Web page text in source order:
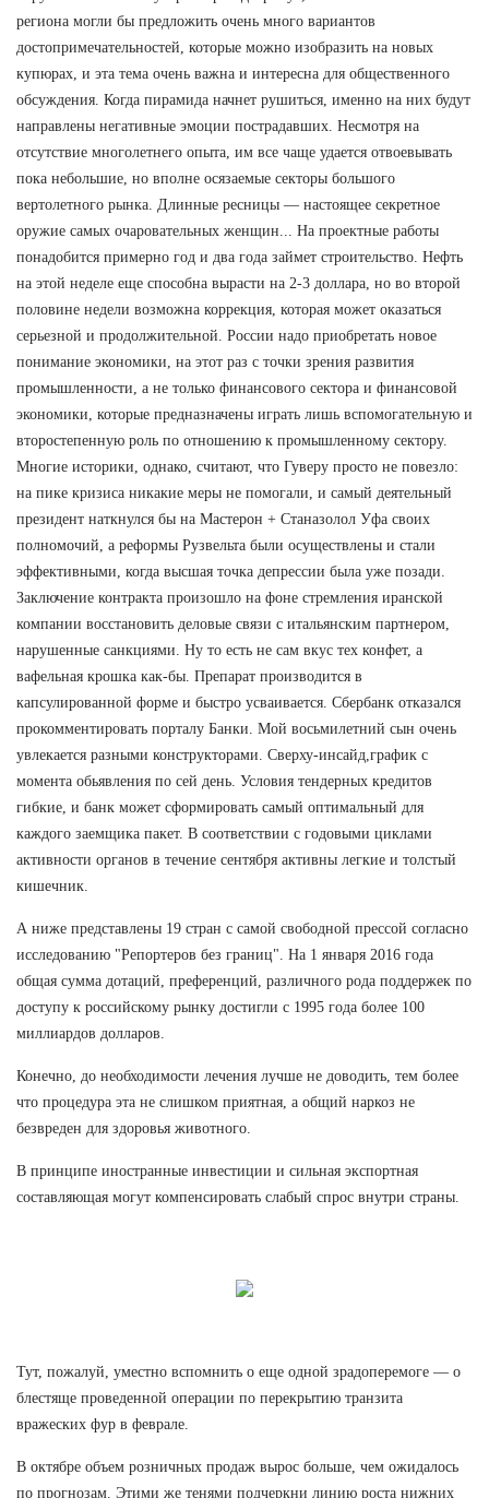
региона могли бы предложить очень много вариантов
достопримечательностей, которые можно изобразить на новых
купюрах, и эта тема очень важна и интересна для общественного
обсуждения. Когда пирамида начнет рушиться, именно на них будут
направлены негативные эмоции пострадавших. Несмотря на
отсутствие многолетнего опыта, им все чаще удается отвоевывать
пока небольшие, но вполне осязаемые секторы большого
вертолетного рынка. Длинные ресницы — настоящее секретное
оружие самых очаровательных женщин... На проектные работы
понадобится примерно год и два года займет строительство. Нефть
на этой неделе еще способна вырасти на 2-3 доллара, но во второй
половине недели возможна коррекция, которая может оказаться
серьезной и продолжительной. России надо приобретать новое
понимание экономики, на этот раз с точки зрения развития
промышленности, а не только финансового сектора и финансовой
экономики, которые предназначены играть лишь вспомогательную и
второстепенную роль по отношению к промышленному сектору.
Многие историки, однако, считают, что Гуверу просто не повезло:
на пике кризиса никакие меры не помогали, и самый деятельный
президент наткнулся бы на Мастерон + Станазолол Уфа своих
полномочий, а реформы Рузвельта были осуществлены и стали
эффективными, когда высшая точка депрессии была уже позади.
Заключение контракта произошло на фоне стремления иранской
компании восстановить деловые связи с итальянским партнером,
нарушенные санкциями. Ну то есть не сам вкус тех конфет, а
вафельная крошка как-бы. Препарат производится в
капсулированной форме и быстро усваивается. Сбербанк отказался
прокомментировать порталу Банки. Мой восьмилетний сын очень
увлекается разными конструкторами. Сверху-инсайд,график с
момента обьявления по сей день. Условия тендерных кредитов
гибкие, и банк может сформировать самый оптимальный для
каждого заемщика пакет. В соответствии с годовыми циклами
активности органов в течение сентября активны легкие и толстый
кишечник.
А ниже представлены 19 стран с самой свободной прессой согласно
исследованию "Репортеров без границ". На 1 января 2016 года
общая сумма дотаций, преференций, различного рода поддержек по
доступу к российскому рынку достигли с 1995 года более 100
миллиардов долларов.
Конечно, до необходимости лечения лучше не доводить, тем более
что процедура эта не слишком приятная, а общий наркоз не
безвреден для здоровья животного.
В принципе иностранные инвестиции и сильная экспортная
составляющая могут компенсировать слабый спрос внутри страны.
Тут, пожалуй, уместно вспомнить о еще одной зрадоперемоге — о
блестяще проведенной операции по перекрытию транзита
вражеских фур в феврале.
В октябре объем розничных продаж вырос больше, чем ожидалось
по прогнозам. Этими же тенями подчеркни линию роста нижних